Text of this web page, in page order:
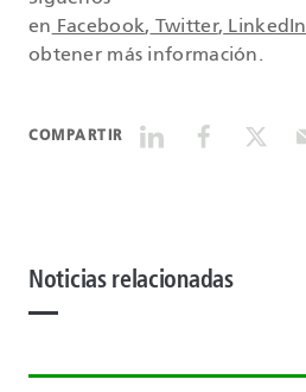
en Facebook, Twitter, LinkedIn
obtener más información.
COMPARTIR
Noticias relacionadas